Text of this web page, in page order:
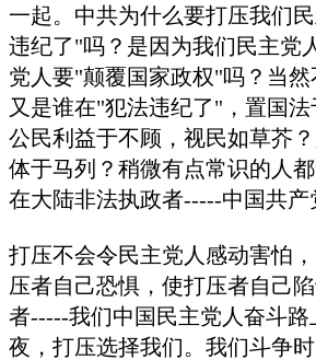
一起。中共为什么要打压我们
违纪了"吗？是因为我们民主党
党人要"颠覆国家政权"吗？当
又是谁在"犯法违纪了"，置国
公民利益于不顾，视民如草芥
体于马列？稍微有点常识的人
在大陆非法执政者-----中国共产
打压不会令民主党人感动害怕
压者自己恐惧，使打压者自己
者-----我们中国民主党人奋斗
夜，打压选择我们。我们斗争